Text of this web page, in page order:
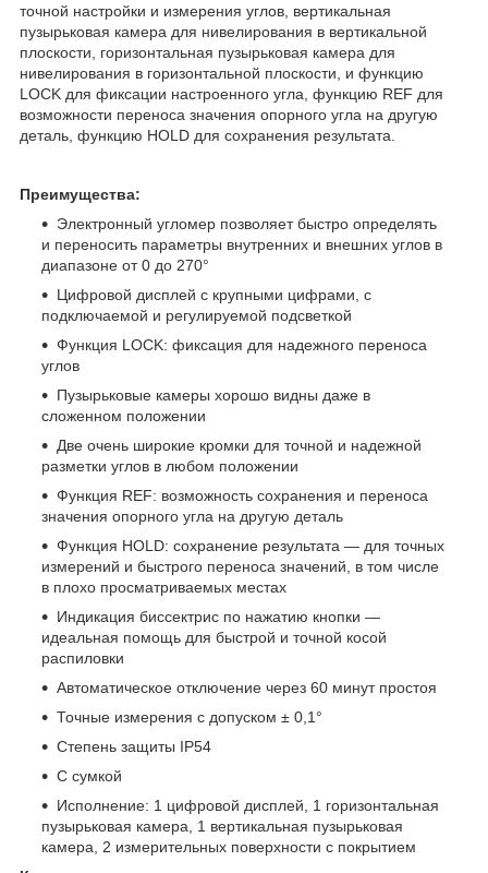
точной настройки и измерения углов, вертикальная
пузырьковая камера для нивелирования в вертикальной
плоскости, горизонтальная пузырьковая камера для
нивелирования в горизонтальной плоскости, и функцию
LOCK для фиксации настроенного угла, функцию REF для
возможности переноса значения опорного угла на другую
деталь, функцию HOLD для сохранения результата.
Преимущества:
Электронный угломер позволяет быстро определять
и переносить параметры внутренних и внешних углов в
диапазоне от 0 до 270°
Цифровой дисплей с крупными цифрами, с
подключаемой и регулируемой подсветкой
Функция LOCK: фиксация для надежного переноса
углов
Пузырьковые камеры хорошо видны даже в
сложенном положении
Две очень широкие кромки для точной и надежной
разметки углов в любом положении
Функция REF: возможность сохранения и переноса
значения опорного угла на другую деталь
Функция HOLD: сохранение результата — для точных
измерений и быстрого переноса значений, в том числе
в плохо просматриваемых местах
Индикация биссектрис по нажатию кнопки —
идеальная помощь для быстрой и точной косой
распиловки
Автоматическое отключение через 60 минут простоя
Точные измерения с допуском ± 0,1°
Степень защиты IP54
С сумкой
Исполнение: 1 цифровой дисплей, 1 горизонтальная
пузырьковая камера, 1 вертикальная пузырьковая
камера, 2 измерительных поверхности с покрытием